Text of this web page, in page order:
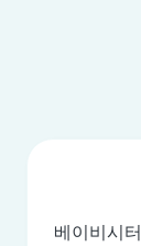
베이비시